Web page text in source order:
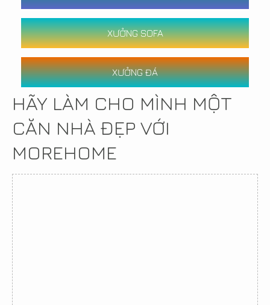
XƯỞNG SOFA
XƯỞNG ĐÁ
HÃY LÀM CHO MÌNH MỘT
CĂN NHÀ ĐẸP VỚI
MOREHOME